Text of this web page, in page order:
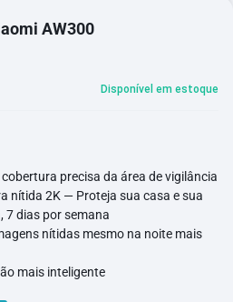
AW300
Disponível em estoque
precisa da área de vigilância
nítida 2K — Proteja sua casa e sua
7 dias por semana
nítidas mesmo na noite mais
mais inteligente